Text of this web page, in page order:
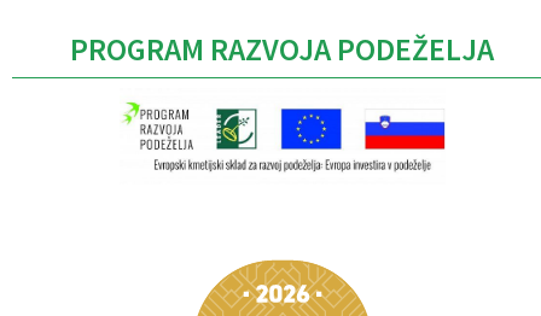
PROGRAM RAZVOJA PODEŽELJA